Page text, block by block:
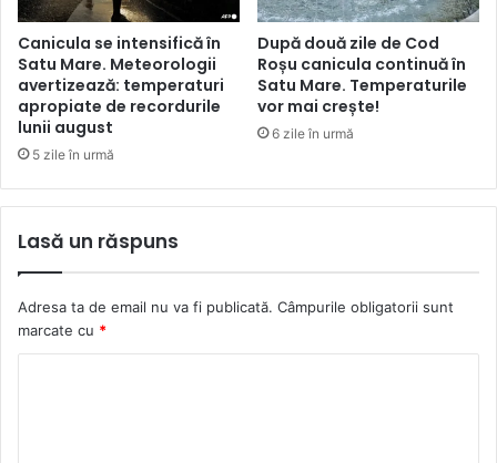
Canicula se intensifică în
Satu Mare. Meteorologii
avertizează: temperaturi
apropiate de recordurile
lunii august
5 zile în urmă
După două zile de Cod
Roșu canicula continuă în
Satu Mare. Temperaturile
vor mai crește!
6 zile în urmă
Lasă un răspuns
Adresa ta de email nu va fi publicată. Câmpurile obligatorii sunt
marcate cu *